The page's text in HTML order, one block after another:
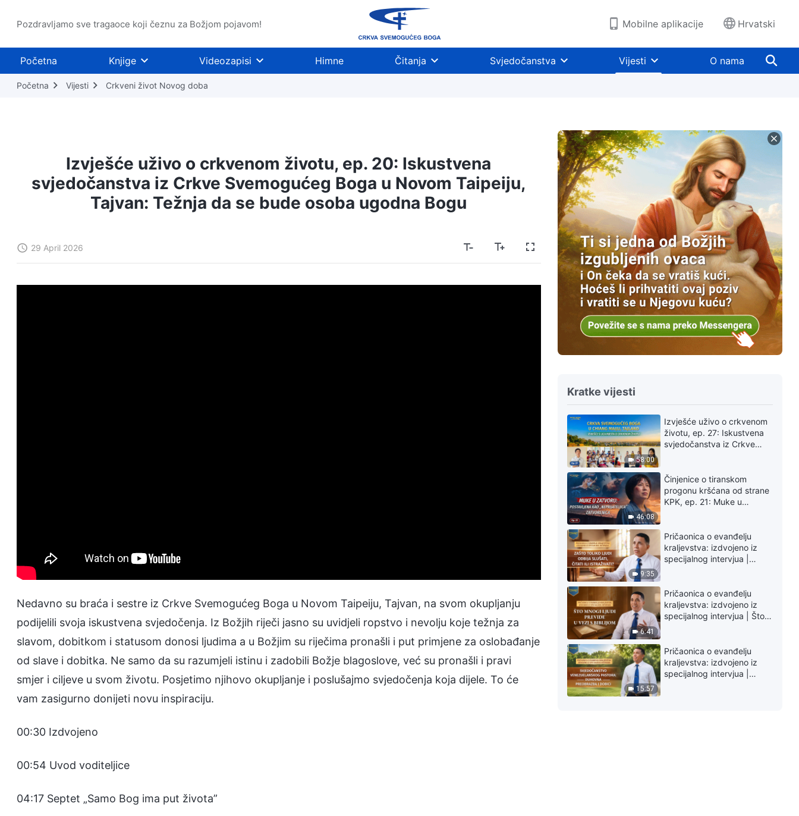
Pozdravljamo sve tragaoce koji čeznu za Božjom pojavom! Mobilne aplikacije Hrvatski
Početna Knjige Videozapisi Himne Čitanja Svjedočanstva Vijesti O nama
Početna Vijesti Crkveni život Novog doba
Izvješće uživo o crkvenom životu, ep. 20: Iskustvena
svjedočanstva iz Crkve Svemogućeg Boga u Novom Taipeiju,
Tajvan: Težnja da se bude osoba ugodna Bogu
29 April 2026
Nedavno su braća i sestre iz Crkve Svemogućeg Boga u Novom Taipeiju, Tajvan, na svom okupljanju
podijelili svoja iskustvena svjedočenja. Iz Božjih riječi jasno su uvidjeli ropstvo i nevolju koje težnja za
slavom, dobitkom i statusom donosi ljudima a u Božjim su riječima pronašli i put primjene za oslobađanje
od slave i dobitka. Ne samo da su razumjeli istinu i zadobili Božje blagoslove, već su pronašli i pravi
smjer i ciljeve u svom životu. Posjetimo njihovo okupljanje i poslušajmo svjedočenja koja dijele. To će
vam zasigurno donijeti novu inspiraciju.
00:30 Izdvojeno
00:54 Uvod voditeljice
04:17 Septet „Samo Bog ima put života”
Kratke vijesti
58:00
Izvješće uživo o crkvenom
životu, ep. 27: Iskustvena
svjedočanstva iz Crkve
Iskusiti sud tako je
dragocjeno
46:08
Činjenice o tiranskom
progonu kršćana od strane
KPK, ep. 21: Muke u
9:35
Pričaonica o evanđelju
kraljevstva: izdvojeno iz
specijalnog intervjua |
6:41
Pričaonica o evanđelju
kraljevstva: izdvojeno iz
specijalnog intervjua | Što
15:57
Pričaonica o evanđelju
kraljevstva: izdvojeno iz
specijalnog intervjua |